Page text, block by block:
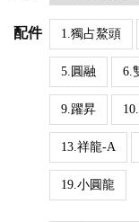
配件 1.獨占鰲頭
5.圓融 6.
9.躍昇
13.祥龍-A
19.小圓龍